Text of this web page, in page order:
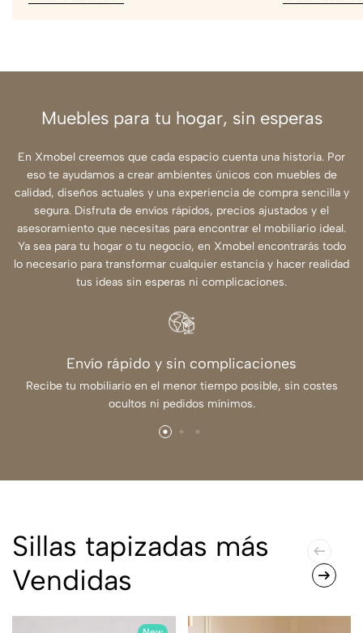
Muebles para tu hogar, sin esperas
En Xmobel creemos que cada espacio cuenta una historia. Por
eso te ayudamos a crear ambientes únicos con muebles de
calidad, diseños actuales y una experiencia de compra sencilla y
segura. Disfruta de envíos rápidos, precios ajustados y el
asesoramiento que necesitas para encontrar el mobiliario ideal.
Ya sea para tu hogar o tu negocio, en Xmobel encontrarás todo
lo necesario para transformar cualquier estancia y hacer realidad
tus ideas sin esperas ni complicaciones.
Envío rápido y sin complicaciones
Recibe tu mobiliario en el menor tiempo posible, sin costes
ocultos ni pedidos mínimos.
Sillas tapizadas más
Vendidas